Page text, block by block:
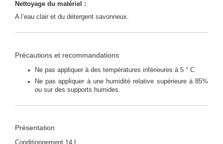
Nettoyage du matériel :
A l’eau clair et du détergent savonneux.
Précautions et recommandations
Ne pas appliquer à des températures inférieures à 5 ° C
Ne pas appliquer à une humidité relative supérieure à 85%
ou sur des supports humides.
Présentation